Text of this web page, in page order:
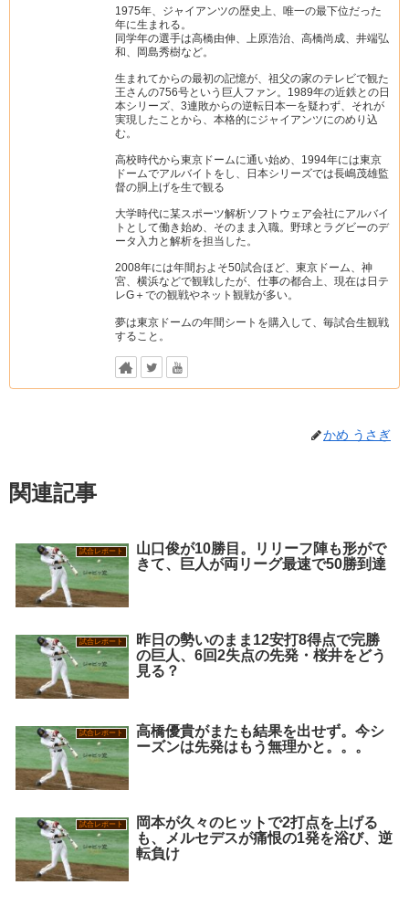
1975年、ジャイアンツの歴史上、唯一の最下位だった
年に生まれる。
同学年の選手は高橋由伸、上原浩治、高橋尚成、井端弘
和、岡島秀樹など。
生まれてからの最初の記憶が、祖父の家のテレビで観た
王さんの756号という巨人ファン。1989年の近鉄との日
本シリーズ、3連敗からの逆転日本一を疑わず、それが
実現したことから、本格的にジャイアンツにのめり込
む。
高校時代から東京ドームに通い始め、1994年には東京
ドームでアルバイトをし、日本シリーズでは長嶋茂雄監
督の胴上げを生で観る
大学時代に某スポーツ解析ソフトウェア会社にアルバイ
トとして働き始め、そのまま入職。野球とラグビーのデ
ータ入力と解析を担当した。
2008年には年間およそ50試合ほど、東京ドーム、神
宮、横浜などで観戦したが、仕事の都合上、現在は日テ
レG＋での観戦やネット観戦が多い。
夢は東京ドームの年間シートを購入して、毎試合生観戦
すること。
かめ うさぎ
関連記事
試合レポート
山口俊が10勝目。リリーフ陣も形がで
きて、巨人が両リーグ最速で50勝到達
試合レポート
昨日の勢いのまま12安打8得点で完勝
の巨人、6回2失点の先発・桜井をどう
見る？
試合レポート
高橋優貴がまたも結果を出せず。今シ
ーズンは先発はもう無理かと。。。
試合レポート
岡本が久々のヒットで2打点を上げる
も、メルセデスが痛恨の1発を浴び、逆
転負け